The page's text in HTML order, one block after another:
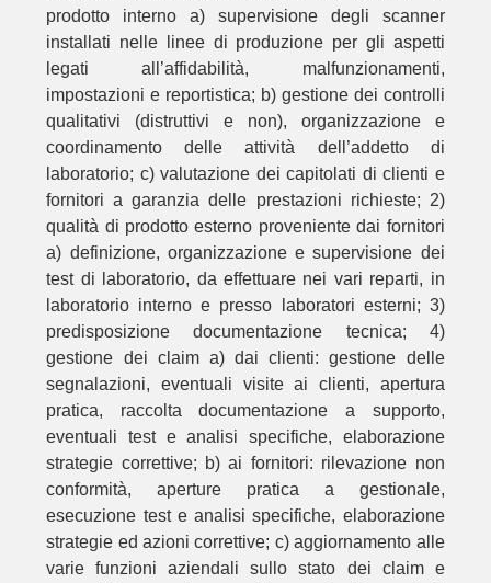
prodotto interno a) supervisione degli scanner
installati nelle linee di produzione per gli aspetti
legati all’affidabilità, malfunzionamenti,
impostazioni e reportistica; b) gestione dei controlli
qualitativi (distruttivi e non), organizzazione e
coordinamento delle attività dell’addetto di
laboratorio; c) valutazione dei capitolati di clienti e
fornitori a garanzia delle prestazioni richieste; 2)
qualità di prodotto esterno proveniente dai fornitori
a) definizione, organizzazione e supervisione dei
test di laboratorio, da effettuare nei vari reparti, in
laboratorio interno e presso laboratori esterni; 3)
predisposizione documentazione tecnica; 4)
gestione dei claim a) dai clienti: gestione delle
segnalazioni, eventuali visite ai clienti, apertura
pratica, raccolta documentazione a supporto,
eventuali test e analisi specifiche, elaborazione
strategie correttive; b) ai fornitori: rilevazione non
conformità, aperture pratica a gestionale,
esecuzione test e analisi specifiche, elaborazione
strategie ed azioni correttive; c) aggiornamento alle
varie funzioni aziendali sullo stato dei claim e